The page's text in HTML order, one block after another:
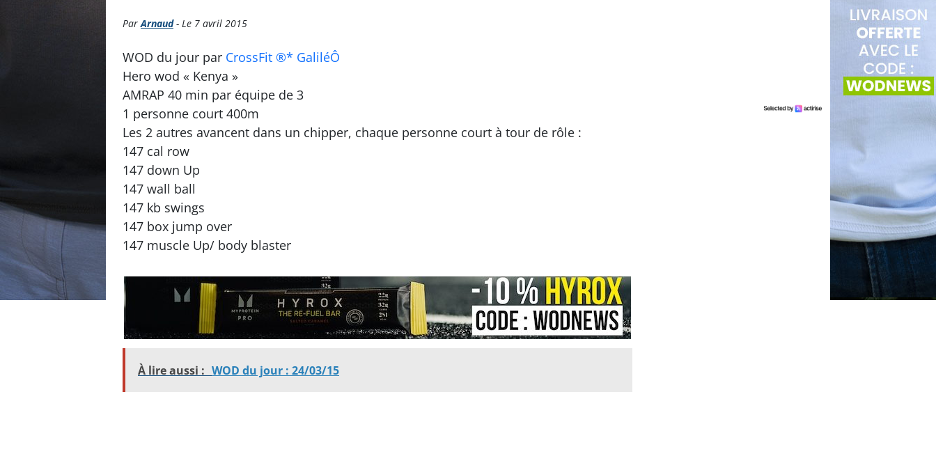
ParArnaud- Le 7 avril 2015
WOD du jour par CrossFit ®* GaliléÔ
Hero wod « Kenya »
AMRAP 40 min par équipe de 3
1 personne court 400m
Les 2 autres avancent dans un chipper, chaque personne court à tour de rôle :
147 cal row
147 down Up
147 wall ball
147 kb swings
147 box jump over
147 muscle Up/ body blaster
À lire aussi : WOD du jour : 24/03/15